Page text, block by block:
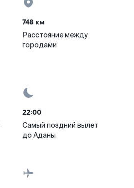
748 км
Расстояние между
городами
22:00
Самый поздний вылет
до Аданы